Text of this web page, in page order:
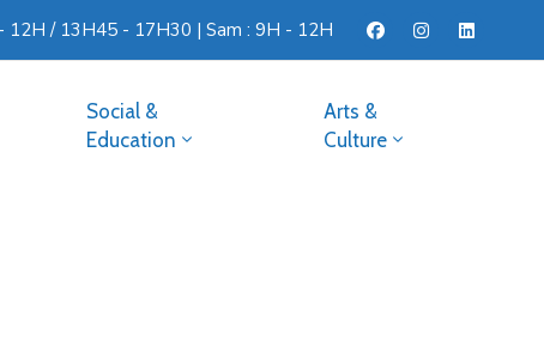
12H / 13H45 - 17H30 | Sam : 9H - 12H
Social &
Education
Arts &
Culture